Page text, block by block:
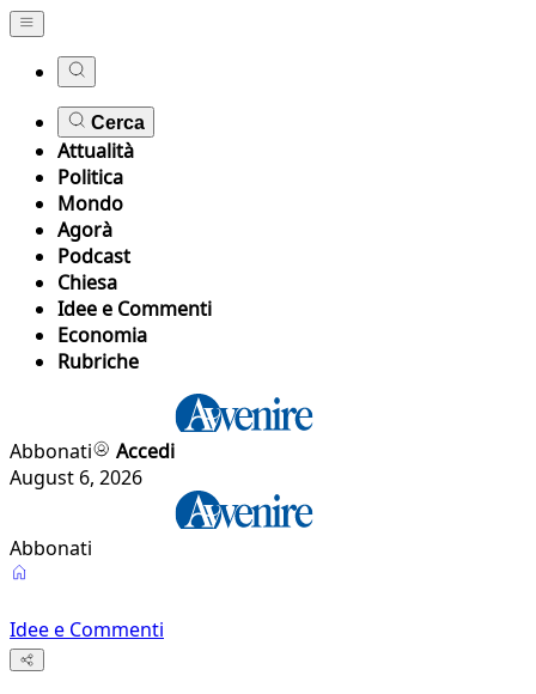
Cerca
Attualità
Politica
Mondo
Agorà
Podcast
Chiesa
Idee e Commenti
Economia
Rubriche
Abbonati
Accedi
August 6, 2026
Abbonati
Idee e Commenti